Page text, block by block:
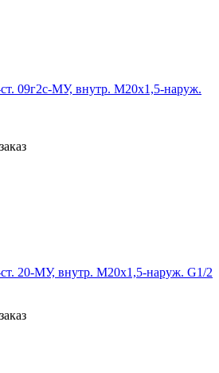
09г2с-МУ, внутр. М20х1,5-наруж.
20-МУ, внутр. М20х1,5-наруж. G1/2